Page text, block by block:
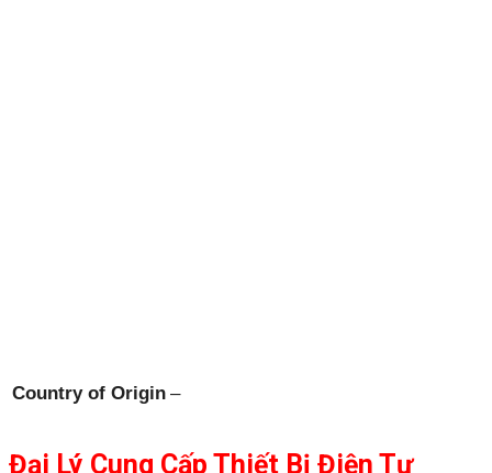
Country of Origin –
Đại Lý Cung Cấp Thiết Bị Điện Tự